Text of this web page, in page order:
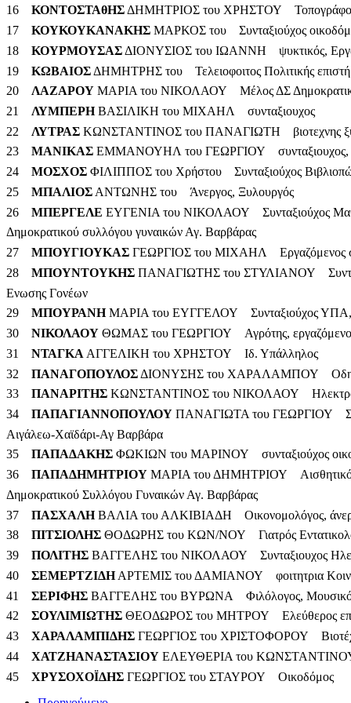
16 ΚΟΝΤΟΣΤΑθΗΣ ΔΗΜΗΤΡΙΟΣ του ΧΡΗΣΤΟΥ Τοπογράφος
17 ΚΟΥΚΟΥΚΑΝΑΚΗΣ ΜΑΡΚΟΣ του Συνταξιούχος
18 ΚΟΥΡΜΟΥΣΑΣ ΔΙΟΝΥΣΙΟΣ του ΙΩΑΝΝΗ ψυκτικός,
19 ΚΩΒΑΙΟΣ ΔΗΜΗΤΡΗΣ του Τελειοφοιτος Πολιτικής
20 ΛΑΖΑΡΟΥ ΜΑΡΙΑ του ΝΙΚΟΛΑΟΥ Μέλος ΔΣ
21 ΛΥΜΠΕΡΗΒΑΣΙΛΙΚΗ του ΜΙΧΑΗΛ συνταξιουχος
22 ΛΥΤΡΑΣ ΚΩΝΣΤΑΝΤΙΝΟΣ του ΠΑΝΑΓΙΩΤΗ βιοτεχνης
23 ΜΑΝΙΚΑΣ ΕΜΜΑΝΟΥΗΛ του ΓΕΩΡΓΙΟΥ συνταξιουχος,
24 ΜΟΣΧΟΣ ΦΙΛΙΠΠΟΣ του Χρήστου Συνταξιούχος
25 ΜΠΑΛΙΟΣ ΑΝΤΩΝΗΣ του Άνεργος, Ξυλουργός
26 ΜΠΕΡΓΕΛΕ ΕΥΓΕΝΙΑ του ΝΙΚΟΛΑΟΥ Συνταξιούχος
Δημοκρατικού συλλόγου γυναικών Αγ. Βαρβάρας
27 ΜΠΟΥΓΙΟΥΚΑΣ ΓΕΩΡΓΙΟΣ του ΜΙΧΑΗΛ Εργαζόμενος
28 ΜΠΟΥΝΤΟΥΚΗΣ ΠΑΝΑΓΙΩΤΗΣ του ΣΤΥΛΙΑΝΟΥ
Ενωσης Γονέων
29 ΜΠΟΥΡΑΝΗΜΑΡΙΑ του ΕΥΓΓΕΛΟΥ Συνταξιούχος
30 ΝΙΚΟΛΑΟΥ ΘΩΜΑΣ του ΓΕΩΡΓΙΟΥ Αγρότης, εργαζόμενος
31 ΝΤΑΓΚΑ ΑΓΓΕΛΙΚΗ του ΧΡΗΣΤΟΥ Ιδ. Υπάλληλος
32 ΠΑΝΑΓΟΠΟΥΛΟΣ ΔΙΟΝΥΣΗΣ του ΧΑΡΑΛΑΜΠΟΥ Οδηγός
33 ΠΑΝΑΡΙΤΗΣ ΚΩΝΣΤΑΝΤΙΝΟΣ του ΝΙΚΟΛΑΟΥ
34 ΠΑΠΑΓΙΑΝΝΟΠΟΥΛΟΥ ΠΑΝΑΓΙΩΤΑ του ΓΕΩΡΓΙΟΥ
Αιγάλεω-Χαϊδάρι-Αγ Βαρβάρα
35 ΠΑΠΑΔΑΚΗΣ ΦΩΚΙΩΝ του ΜΑΡΙΝΟΥ συνταξιούχος
36 ΠΑΠΑΔΗΜΗΤΡΙΟΥ ΜΑΡΙΑ του ΔΗΜΗΤΡΙΟΥ
Δημοκρατικού Συλλόγου Γυναικών Αγ. Βαρβάρας
37 ΠΑΣΧΑΛΗΒΑΛΙΑ του ΑΛΚΙΒΙΑΔΗ Οικονομολόγος,
38 ΠΙΤΣΙΟΛΗΣ ΘΟΔΩΡΗΣ του ΚΩΝ/ΝΟΥ Γιατρός
39 ΠΟΛΙΤΗΣ ΒΑΓΓΕΛΗΣ του ΝΙΚΟΛΑΟΥ Συνταξιουχος
40 ΣΕΜΕΡΤΖΙΔΗΑΡΤΕΜΙΣ του ΔΑΜΙΑΝΟΥ φοιτητρια
41 ΣΕΡΙΦΗΣ ΒΑΓΓΕΛΗΣ του ΒΥΡΩΝΑ Φιλόλογος,
42 ΣΟΥΛΙΜΙΩΤΗΣ ΘΕΟΔΩΡΟΣ του ΜΗΤΡΟΥ Ελεύθερος
43 ΧΑΡΑΛΑΜΠΙΔΗΣ ΓΕΩΡΓΙΟΣ του ΧΡΙΣΤΟΦΟΡΟΥ
44 ΧΑΤΖΗΑΝΑΣΤΑΣΙΟΥ ΕΛΕΥΘΕΡΙΑ του ΚΩΝΣΤΑΝΤΙΝΟΥ
45 ΧΡΥΣΟΧΟΪΔΗΣ ΓΕΩΡΓΙΟΣ του ΣΤΑΥΡΟΥ Οικοδόμος